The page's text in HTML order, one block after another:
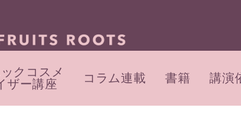
クコスメ
ザー講座 コラム連載 書籍 講演